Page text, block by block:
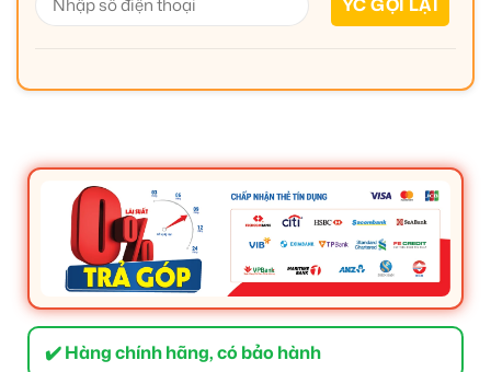
✔️ Hàng chính hãng, có bảo hành